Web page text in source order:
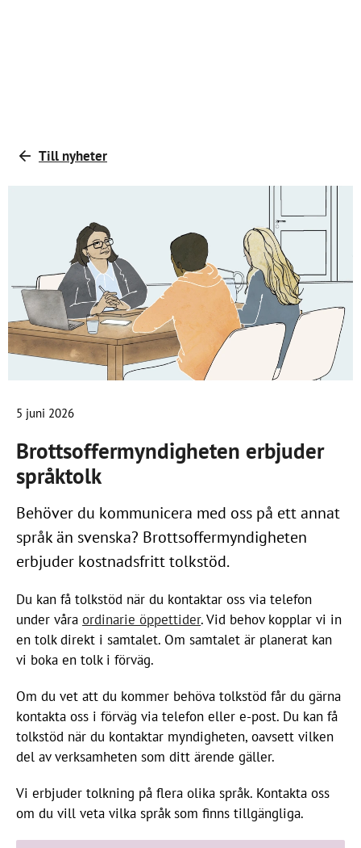
Till nyheter
5 juni 2026
Brottsoffermyndigheten erbjuder
språktolk
Behöver du kommunicera med oss på ett annat
språk än svenska? Brottsoffermyndigheten
erbjuder kostnadsfritt tolkstöd.
Du kan få tolkstöd när du kontaktar oss via telefon
under våra ordinarie öppettider. Vid behov kopplar vi in
en tolk direkt i samtalet. Om samtalet är planerat kan
vi boka en tolk i förväg.
Om du vet att du kommer behöva tolkstöd får du gärna
kontakta oss i förväg via telefon eller e-post. Du kan få
tolkstöd när du kontaktar myndigheten, oavsett vilken
del av verksamheten som ditt ärende gäller.
Vi erbjuder tolkning på flera olika språk. Kontakta oss
om du vill veta vilka språk som finns tillgängliga.